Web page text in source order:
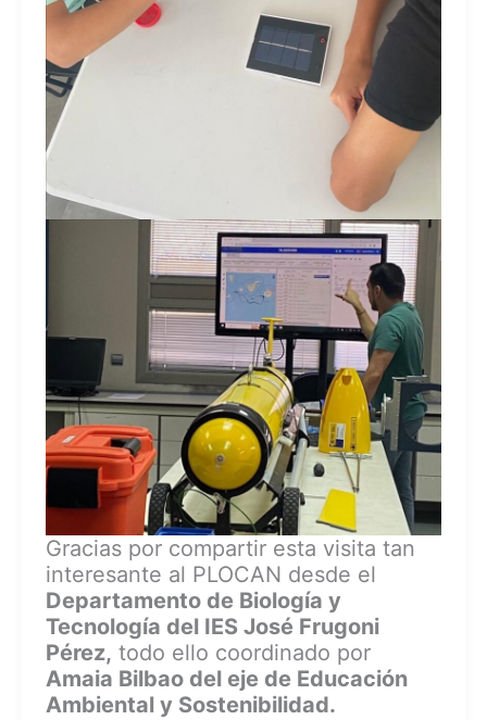
Gracias por compartir esta visita tan
interesante al PLOCAN desde el
Departamento de Biología y
Tecnología del IES José Frugoni
Pérez, todo ello coordinado por
Amaia Bilbao del eje de Educación
Ambiental y Sostenibilidad.